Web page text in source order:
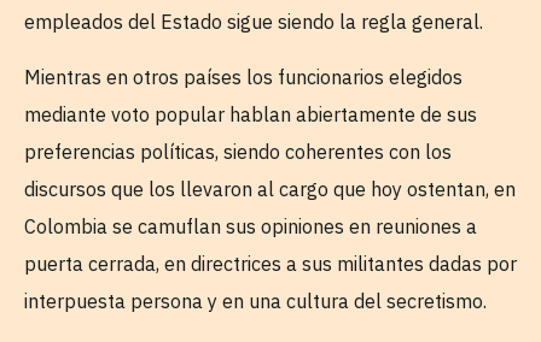
empleados del Estado sigue siendo la regla general.
Mientras en otros países los funcionarios elegidos
mediante voto popular hablan abiertamente de sus
preferencias políticas, siendo coherentes con los
discursos que los llevaron al cargo que hoy ostentan, en
Colombia se camuflan sus opiniones en reuniones a
puerta cerrada, en directrices a sus militantes dadas por
interpuesta persona y en una cultura del secretismo.